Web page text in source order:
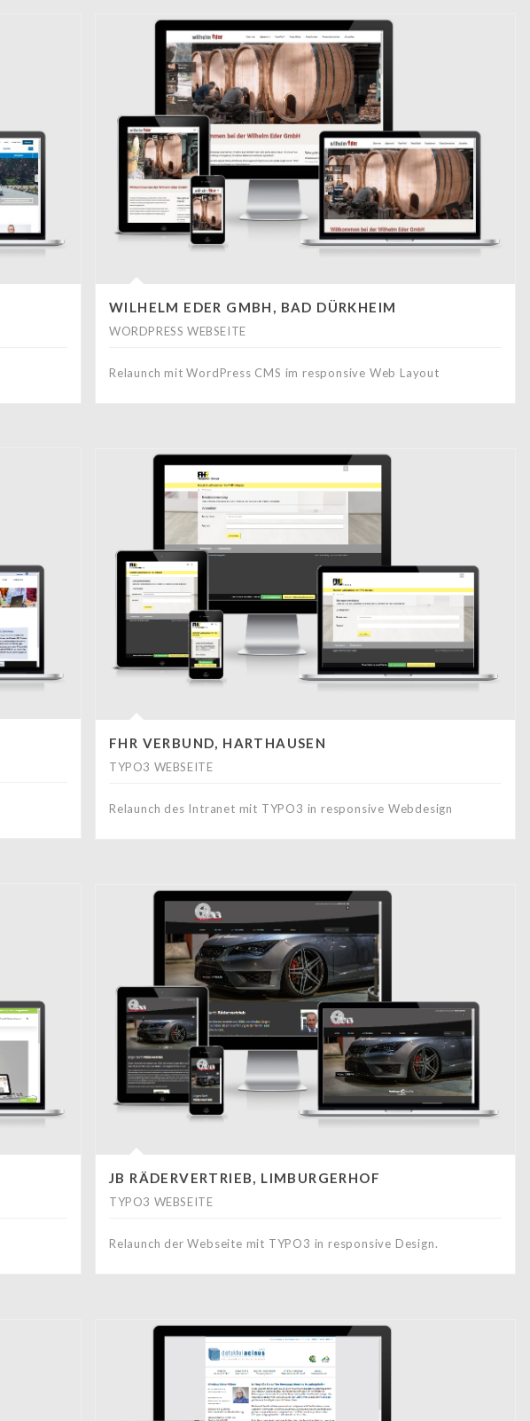
WILHELM EDER GMBH, BAD DÜRKHEIM
WORDPRESS WEBSEITE
Relaunch mit WordPress CMS im responsive Web Layout
FHR VERBUND, HARTHAUSEN
TYPO3 WEBSEITE
Relaunch des Intranet mit TYPO3 in responsive Webdesign
JB RÄDERVERTRIEB, LIMBURGERHOF
TYPO3 WEBSEITE
Relaunch der Webseite mit TYPO3 in responsive Design.